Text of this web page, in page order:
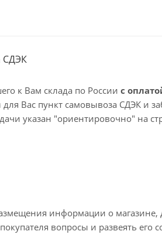
СДЭК
к Вам склада по России с
Вас пункт самовывоза СДЭК и
указан "ориентировочно" на
10 дней Остались вопросы по
информации о магазине,
вопросы и развеять его